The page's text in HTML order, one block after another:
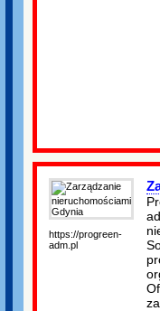
https://progreen-
adm.pl